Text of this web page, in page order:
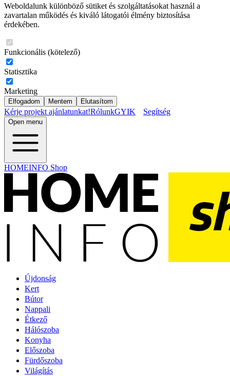
Weboldalunk különböző sütiket és szolgáltatásokat használ a
zavartalan működés és kiváló látogatói élmény biztosítása
érdekében.
Funkcionális (kötelező)
Statisztika
Marketing
Elfogadom Mentem Elutasítom
Kérje projekt ajánlatunkat!RólunkGYIK Segítség
Open menu
HOMEINFO Shop
Újdonság
Kert
Bútor
Nappali
Étkező
Hálószoba
Konyha
Előszoba
Fürdőszoba
Világítás